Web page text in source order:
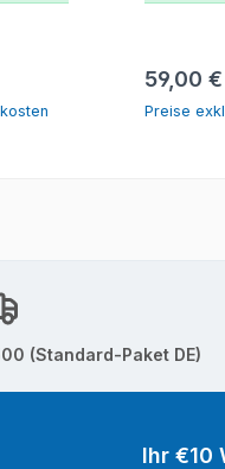
59,00 €
Preise
(Standard-Paket DE)
Ihr €10